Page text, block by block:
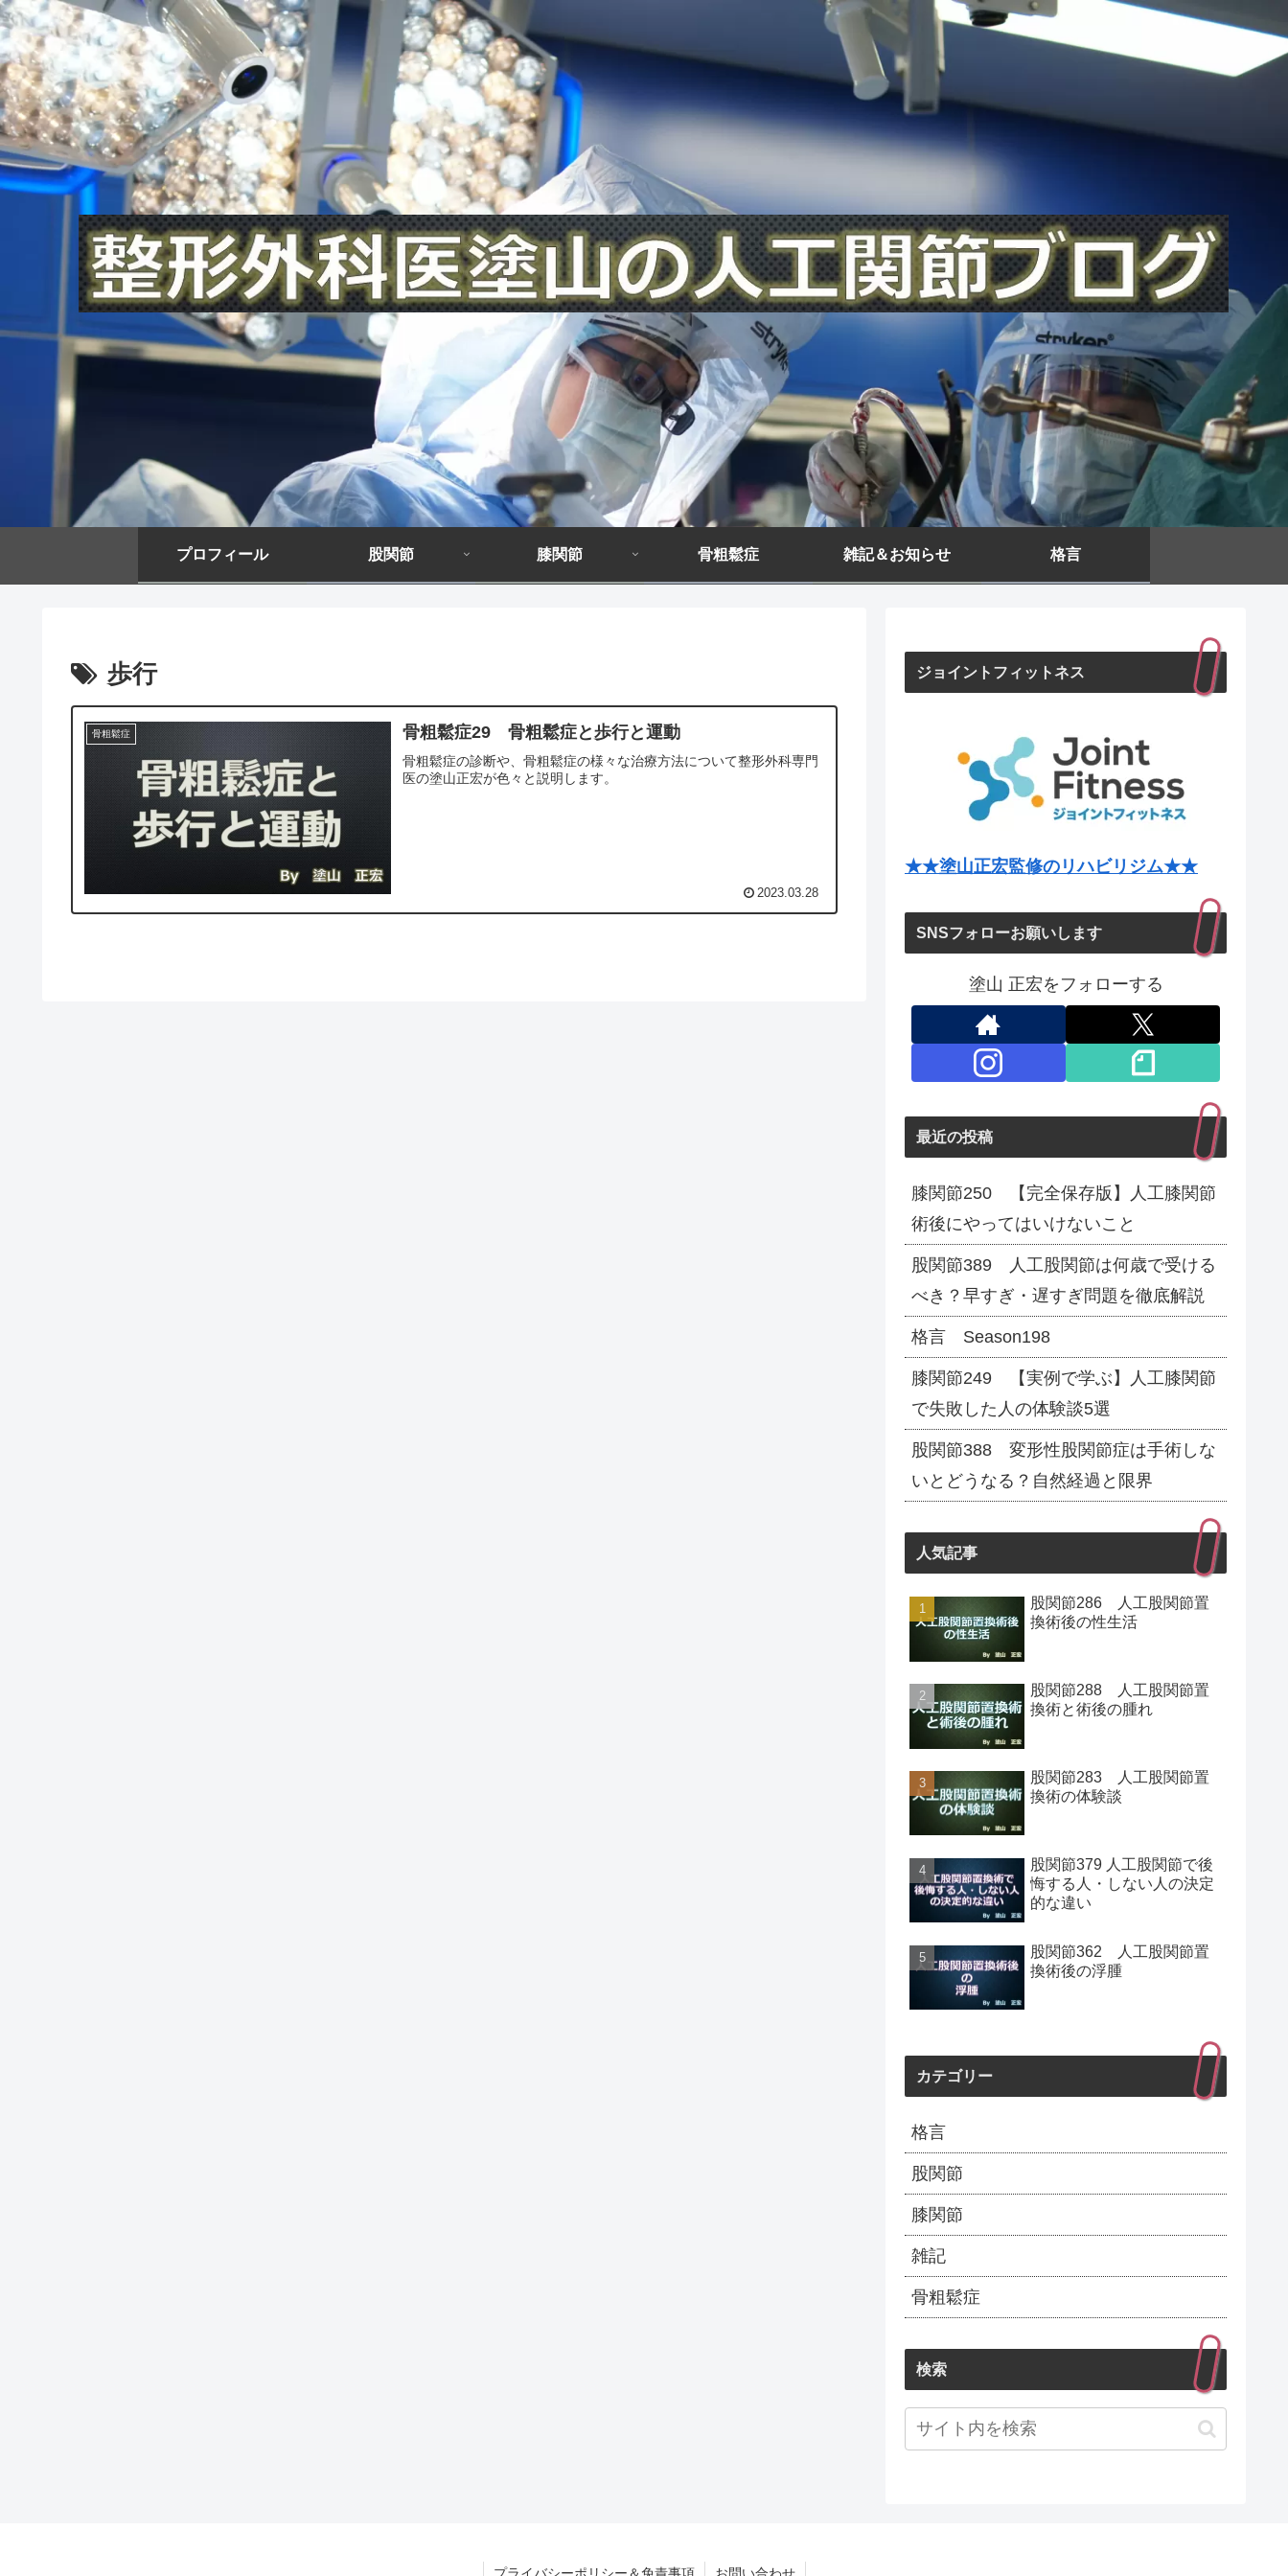
プロフィール 股関節 膝関節 骨粗鬆症 雑記＆お知らせ 格言
歩行
骨粗鬆症 骨粗鬆症29 骨粗鬆症と歩行と運動
骨粗鬆症の診断や、骨粗鬆症の様々な治療方法について整形外科専門
医の塗山正宏が色々と説明します。
2023.03.28
ジョイントフィットネス
★★塗山正宏監修のリハビリジム★★
SNSフォローお願いします
塗山 正宏をフォローする
最近の投稿
膝関節250 【完全保存版】人工膝関節
術後にやってはいけないこと
股関節389 人工股関節は何歳で受ける
べき？早すぎ・遅すぎ問題を徹底解説
格言 Season198
膝関節249 【実例で学ぶ】人工膝関節
で失敗した人の体験談5選
股関節388 変形性股関節症は手術しな
いとどうなる？自然経過と限界
人気記事
股関節286 人工股関節置
換術後の性生活
股関節288 人工股関節置
換術と術後の腫れ
股関節283 人工股関節置
換術の体験談
股関節379 人工股関節で後
悔する人・しない人の決定
的な違い
股関節362 人工股関節置
換術後の浮腫
カテゴリー
格言
股関節
膝関節
雑記
骨粗鬆症
検索